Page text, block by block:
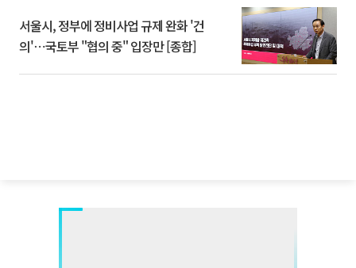
서울시, 정부에 정비사업 규제 완화 '건
의'⋯국토부 "협의 중" 입장만 [종합]